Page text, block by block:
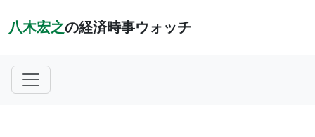
八木宏之の経済時事ウォッチ